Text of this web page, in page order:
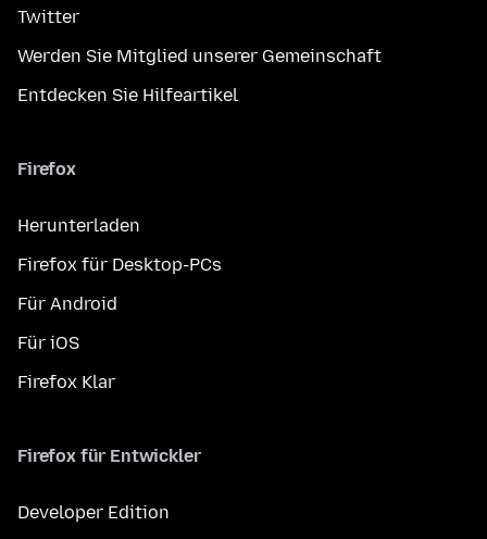
Twitter
Werden Sie Mitglied unserer Gemeinschaft
Entdecken Sie Hilfeartikel
Firefox
Herunterladen
Firefox für Desktop-PCs
Für Android
Für iOS
Firefox Klar
Firefox für Entwickler
Developer Edition